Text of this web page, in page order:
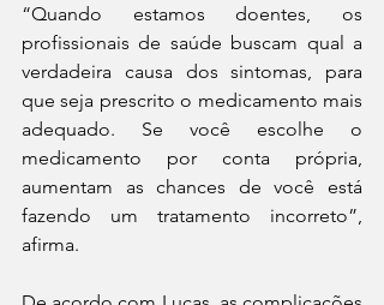
“Quando estamos doentes, os
profissionais de saúde buscam qual a
verdadeira causa dos sintomas, para
que seja prescrito o medicamento mais
adequado. Se você escolhe o
medicamento por conta própria,
aumentam as chances de você está
fazendo um tratamento incorreto”,
afirma.